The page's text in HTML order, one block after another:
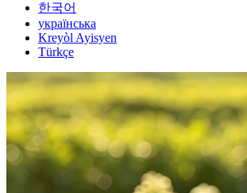
한국어
українська
Kreyòl Ayisyen
Türkçe